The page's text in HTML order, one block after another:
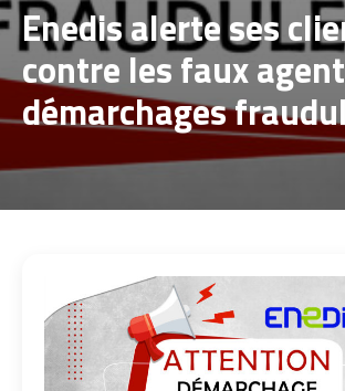
Enedis alerte ses
contre les faux
démarchages